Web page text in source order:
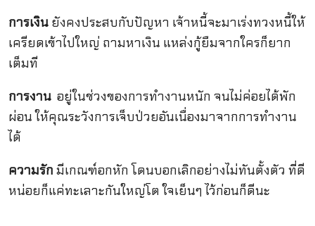
การเงิน ยังคงประสบกับปัญหา เจ้าหนี้จะมาเร่งทวงหนี้ให้
เครียดเข้าไปใหญ่ ถามหาเงิน แหล่งกู้ยืมจากใครก็ยาก
เต็มที
การงาน อยู่ในช่วงของการทำงานหนัก จนไม่ค่อยได้พัก
ผ่อน ให้คุณระวังการเจ็บป่วยอันเนื่องมาจากการทำงาน
ได้
ความรัก มีเกณฑ์อกหัก โดนบอกเลิกอย่างไม่ทันตั้งตัว ที่ดี
หน่อยก็แค่ทะเลาะกันใหญ่โต ใจเย็นๆ ไว้ก่อนก็ดีนะ